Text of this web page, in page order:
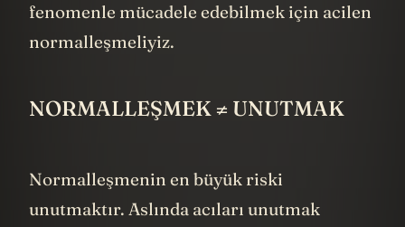
fenomenle mücadele edebilmek için acilen
normalleşmeliyiz.
NORMALLEŞMEK ≠ UNUTMAK
Normalleşmenin en büyük riski
unutmaktır. Aslında acıları unutmak